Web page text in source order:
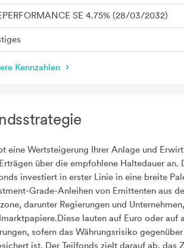
SE 4.75% (28/03/2032)
Kennzahlen
eine Wertsteigerung Ihrer Anlage und
über die empfohlene Haltedauer an.
investiert in erster Linie in eine breite
Grade-Anleihen von Emittenten aus
darunter Regierungen und
lauten auf Euro oder auf
sofern das Währungsrisiko
ist. Der Teilfonds zielt darauf ab, das